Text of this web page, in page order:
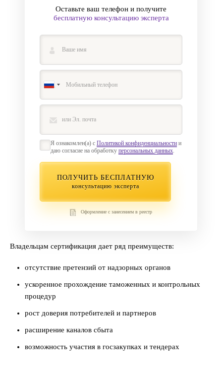
Оставьте ваш телефон и получите
бесплатную консультацию эксперта
Я ознакомлен(а) с Политикой конфиденциальности и
даю согласие на обработку персональных данных
ПОЛУЧИТЬ БЕСПЛАТНУЮ
консультацию эксперта
Оформление с занесением в реестр
Владельцам сертификация дает ряд преимуществ:
отсутствие претензий от надзорных органов
ускоренное прохождение таможенных и контрольных
процедур
рост доверия потребителей и партнеров
расширение каналов сбыта
возможность участия в госзакупках и тендерах